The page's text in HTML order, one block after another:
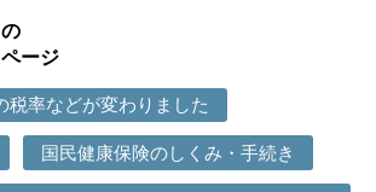
ージ
税率などが変わりました
国民健康保険のしくみ・手続き